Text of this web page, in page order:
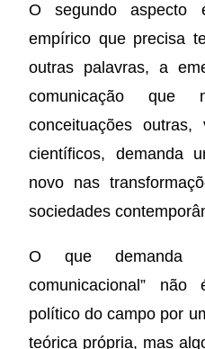
O segundo aspecto
empírico que precisa
outras palavras, a
comunicação que
conceituações
científicos, demanda
novo nas
sociedades
O que demanda
comunicacional”
político do campo por
teórica própria, mas